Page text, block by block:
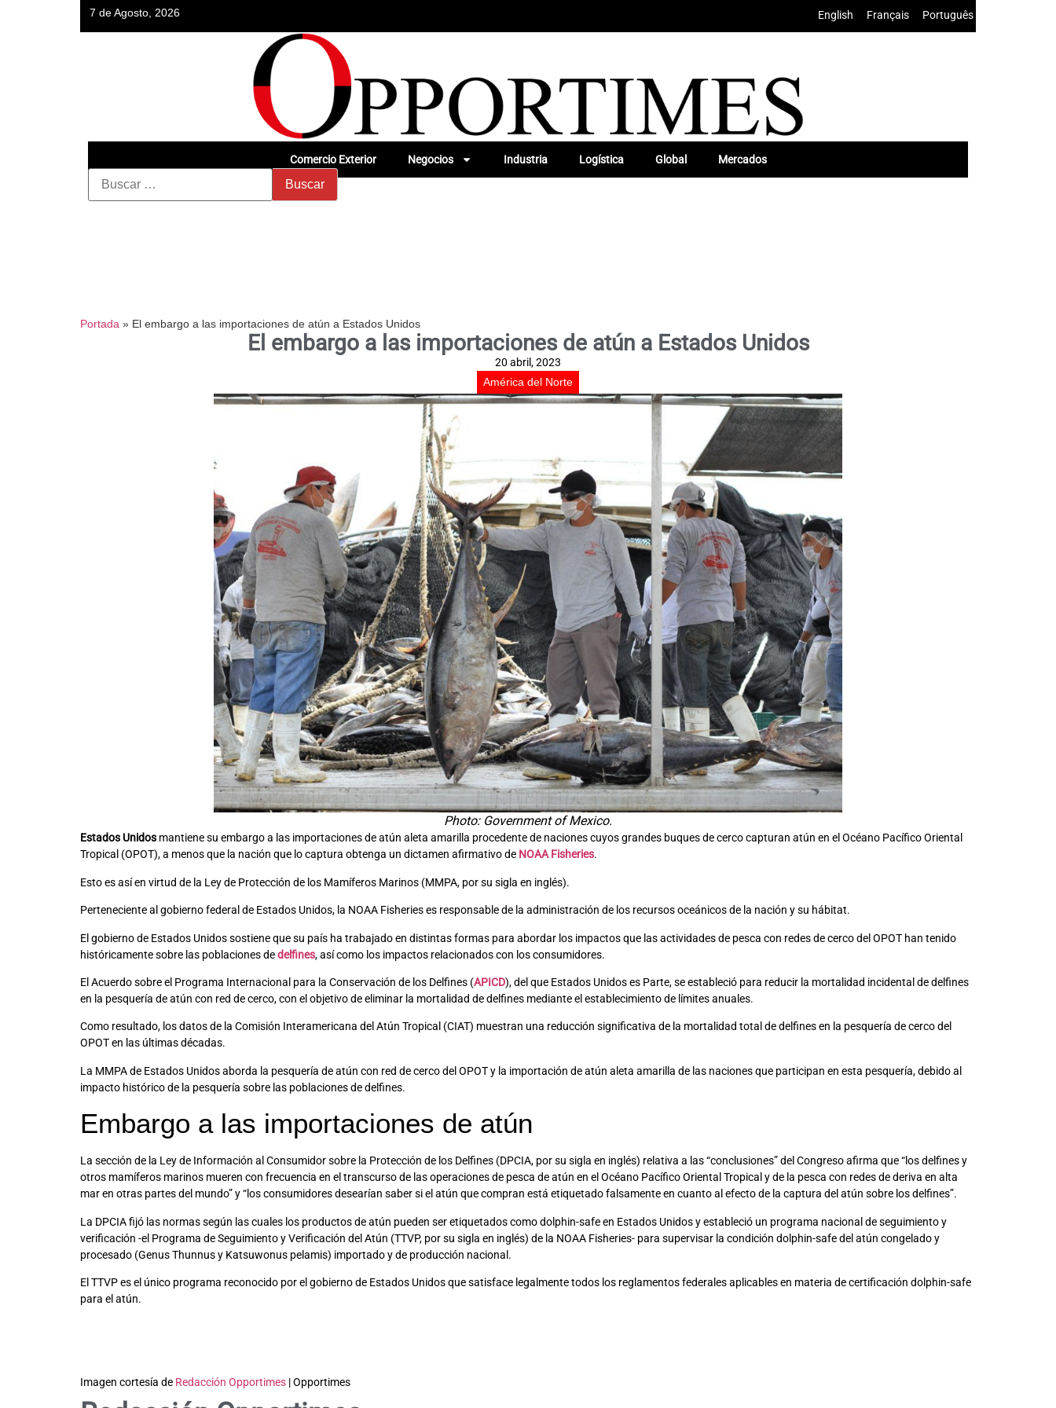
7 de Agosto, 2026 English Français Português
Comercio Exterior Negocios Industria Logística Global Mercados
Portada » El embargo a las importaciones de atún a Estados Unidos
El embargo a las importaciones de atún a Estados Unidos
20 abril, 2023
América del Norte
Photo: Government of Mexico.
Estados Unidos mantiene su embargo a las importaciones de atún aleta amarilla procedente de naciones cuyos grandes buques de cerco capturan atún en el Océano Pacífico Oriental
Tropical (OPOT), a menos que la nación que lo captura obtenga un dictamen afirmativo de NOAA Fisheries.
Esto es así en virtud de la Ley de Protección de los Mamíferos Marinos (MMPA, por su sigla en inglés).
Perteneciente al gobierno federal de Estados Unidos, la NOAA Fisheries es responsable de la administración de los recursos oceánicos de la nación y su hábitat.
El gobierno de Estados Unidos sostiene que su país ha trabajado en distintas formas para abordar los impactos que las actividades de pesca con redes de cerco del OPOT han tenido
históricamente sobre las poblaciones dedelfines, así como los impactos relacionados con los consumidores.
El Acuerdo sobre el Programa Internacional para la Conservación de los Delfines (APICD), del que Estados Unidos es Parte, se estableció para reducir la mortalidad incidental de delfines
en la pesquería de atún con red de cerco, con el objetivo de eliminar la mortalidad de delfines mediante el establecimiento de límites anuales.
Como resultado, los datos de la Comisión Interamericana del Atún Tropical (CIAT) muestran una reducción significativa de la mortalidad total de delfines en la pesquería de cerco del
OPOT en las últimas décadas.
La MMPA de Estados Unidos aborda la pesquería de atún con red de cerco del OPOT y la importación de atún aleta amarilla de las naciones que participan en esta pesquería, debido al
impacto histórico de la pesquería sobre las poblaciones de delfines.
Embargo a las importaciones de atún
La sección de la Ley de Información al Consumidor sobre la Protección de los Delfines (DPCIA, por su sigla en inglés) relativa a las “conclusiones” del Congreso afirma que “los delfines y
otros mamíferos marinos mueren con frecuencia en el transcurso de las operaciones de pesca de atún en el Océano Pacífico Oriental Tropical y de la pesca con redes de deriva en alta
mar en otras partes del mundo” y “los consumidores desearían saber si el atún que compran está etiquetado falsamente en cuanto al efecto de la captura del atún sobre los delfines”.
La DPCIA fijó las normas según las cuales los productos de atún pueden ser etiquetados como dolphin-safe en Estados Unidos y estableció un programa nacional de seguimiento y
verificación -el Programa de Seguimiento y Verificación del Atún (TTVP, por su sigla en inglés) de la NOAA Fisheries- para supervisar la condición dolphin-safe del atún congelado y
procesado (Genus Thunnus y Katsuwonus pelamis) importado y de producción nacional.
El TTVP es el único programa reconocido por el gobierno de Estados Unidos que satisface legalmente todos los reglamentos federales aplicables en materia de certificación dolphin-safe
para el atún.
Imagen cortesía de Redacción Opportimes | Opportimes